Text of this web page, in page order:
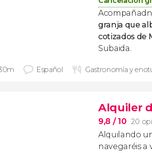
granja que
cotizados de
Subaida.
Español Gastronomía y
Alquiler
9,8 / 10 20
Alquilando
navegaréis a